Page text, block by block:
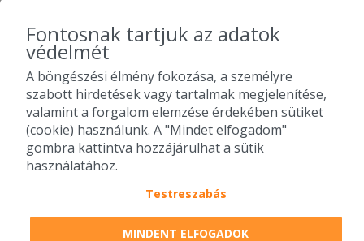
2010-2026 Copyright - Falatozz.hu - Diston-line Kft.
Pizza, gyros, hamburger, menük kedvező áron, egy helyen az összes
étterem ajánlata.
Fontosnak tartjuk az adatok
védelmét
A böngészési élmény fokozása, a személyre
szabott hirdetések vagy tartalmak megjelenítése,
valamint a forgalom elemzése érdekében sütiket
(cookie) használunk. A "Mindet elfogadom"
gombra kattintva hozzájárulhat a sütik
használatához.
Testreszabás
MINDENT ELFOGADOK